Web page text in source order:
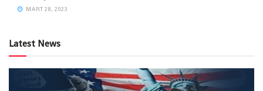
MART 28, 2023
Latest News